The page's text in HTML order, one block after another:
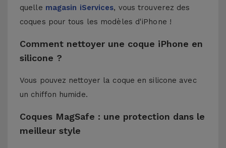
quelle magasin iServices, vous trouverez des
coques pour tous les modèles d'iPhone !
Comment nettoyer une coque iPhone en
silicone ?
Vous pouvez nettoyer la coque en silicone avec
un chiffon humide.
Coques MagSafe : une protection dans le
meilleur style